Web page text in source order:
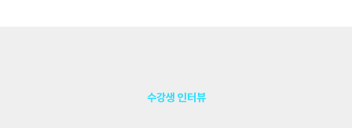
수강생 인터뷰